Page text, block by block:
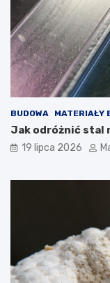
BUDOWA MATERIAŁY
Jak odróżnić stal
19 lipca 2026